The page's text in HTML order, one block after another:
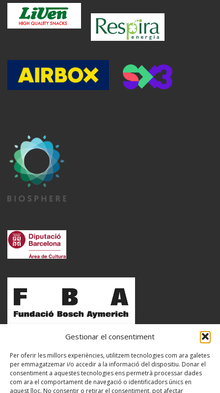
Gestionar el consentiment
Per oferir les millors experiències, utilitzem tecnologies com ara galetes
per emmagatzemar i/o accedir a la informació del dispositiu. Donar el
consentiment a aquestes tecnologies ens permetrà processar dades
com ara el comportament de navegació o identificadors únics en
aquest lloc. No consentir o retirar el consentiment, pot afectar